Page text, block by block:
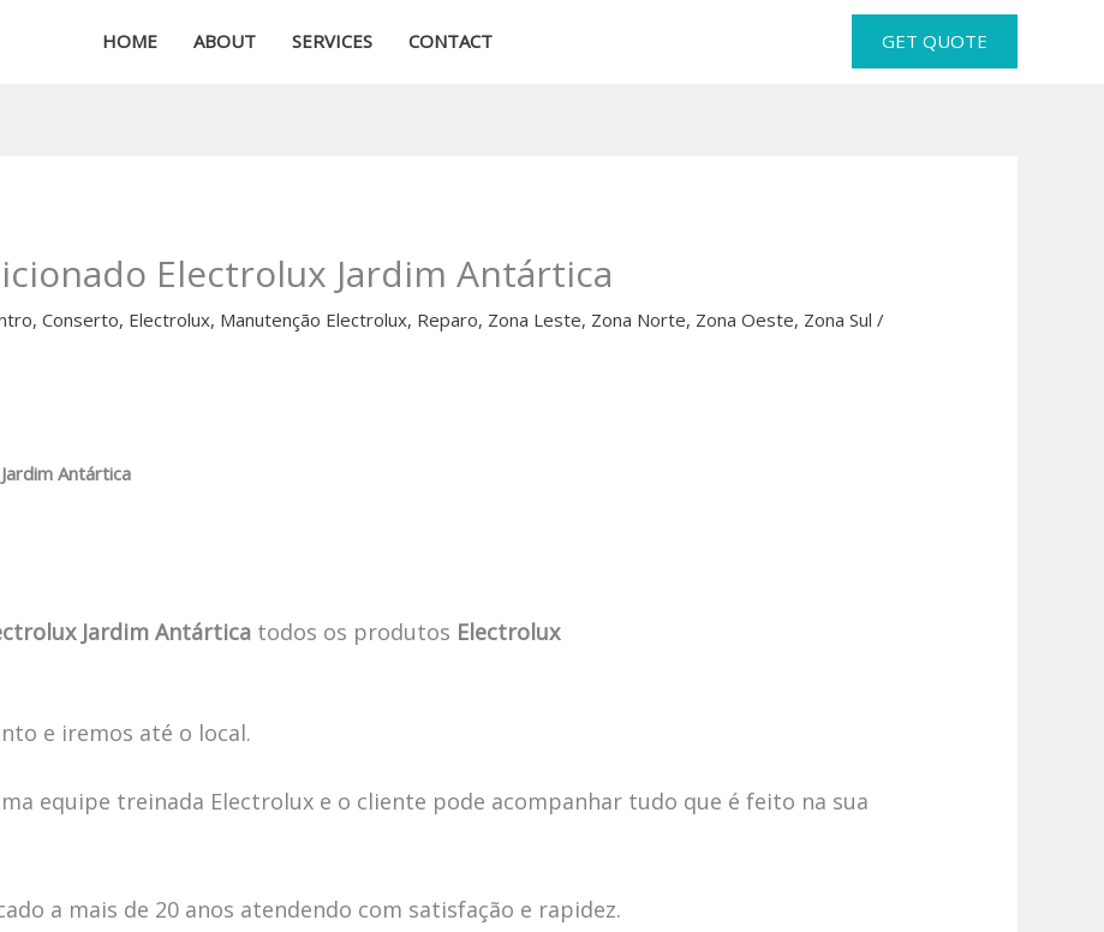
HOME ABOUT SERVICES CONTACT GET QUOTE
Electrolux Jardim Antártica
,Conserto, Electrolux, Manutenção Electrolux, Reparo, Zona Leste, Zona Norte, Zona Oeste, Zona Sul /
Antártica
Jardim Antártica todos os produtos Electrolux
e iremos até o local.
equipe treinada Electrolux e o cliente pode acompanhar tudo que é feito na sua
a mais de 20 anos atendendo com satisfação e rapidez.